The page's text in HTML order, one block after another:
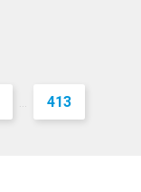
... 413